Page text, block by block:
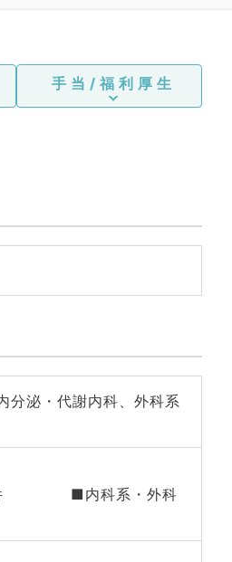
手当/福利厚生
分泌・代謝内科、外科系
～5件 ■内科系・外科